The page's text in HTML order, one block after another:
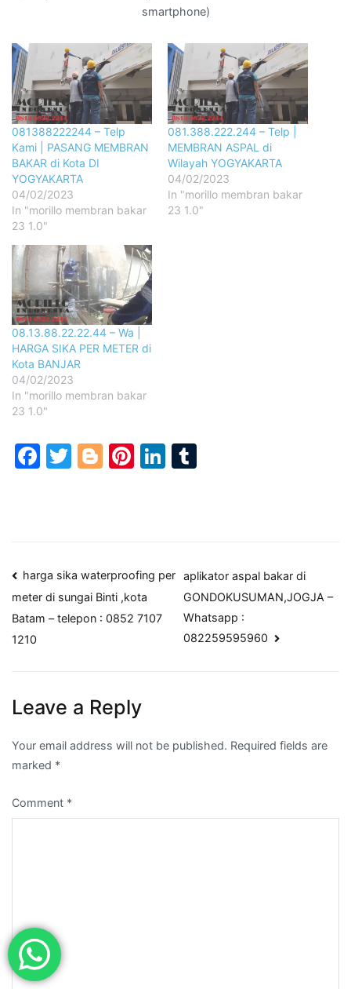
smartphone)
081388222244 – Telp
Kami | PASANG MEMBRAN
BAKAR di Kota DI
YOGYAKARTA
04/02/2023
In "morillo membran bakar
23 1.0"
081.388.222.244 – Telp |
MEMBRAN ASPAL di
Wilayah YOGYAKARTA
04/02/2023
In "morillo membran bakar
23 1.0"
08.13.88.22.22.44 – Wa |
HARGA SIKA PER METER di
Kota BANJAR
04/02/2023
In "morillo membran bakar
23 1.0"
Facebook
Twitter
Blogger
Pinterest
LinkedIn
Post
navigation
harga sika waterproofing per
meter di sungai Binti ,kota
Batam – telepon : 0852 7107
1210
aplikator aspal bakar di
GONDOKUSUMAN,JOGJA –
Whatsapp :
082259595960
Leave a Reply
Your email address will not be published. Required fields are
marked *
Comment *